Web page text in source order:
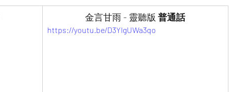
金言甘雨 - 靈聽版 普通話
https://youtu.be/D3YIgUWa3qo